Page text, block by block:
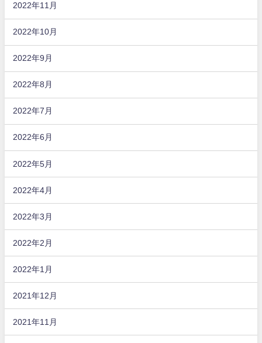
2022年11月
2022年10月
2022年9月
2022年8月
2022年7月
2022年6月
2022年5月
2022年4月
2022年3月
2022年2月
2022年1月
2021年12月
2021年11月